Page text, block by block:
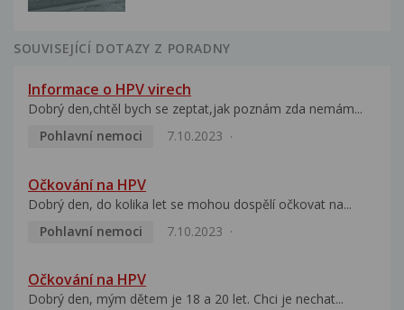
SOUVISEJÍCÍ DOTAZY Z PORADNY
Informace o HPV virech
Dobrý den,chtěl bych se zeptat,jak poznám zda nemám...
Pohlavní nemoci
7.10.2023
Očkování na HPV
Dobrý den, do kolika let se mohou dospělí očkovat na...
Pohlavní nemoci
7.10.2023
Očkování na HPV
Dobrý den, mým dětem je 18 a 20 let. Chci je nechat...